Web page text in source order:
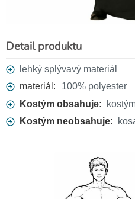
Detail produktu
lehký splývavý materiál
materiál:
100% polyester
Kostým obsahuje:
Kostým neobsahuje: